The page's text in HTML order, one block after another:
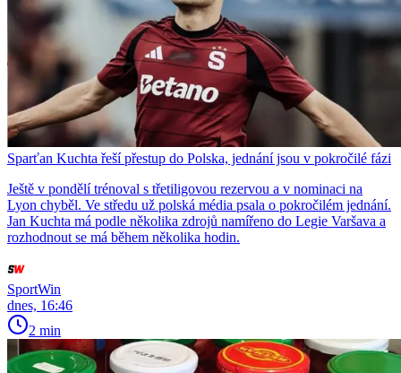
Sparťan Kuchta řeší přestup do Polska, jednání jsou v pokročilé fázi
Ještě v pondělí trénoval s třetiligovou rezervou a v nominaci na
Lyon chyběl. Ve středu už polská média psala o pokročilém jednání.
Jan Kuchta má podle několika zdrojů namířeno do Legie Varšava a
rozhodnout se má během několika hodin.
SportWin
dnes, 16:46
2 min